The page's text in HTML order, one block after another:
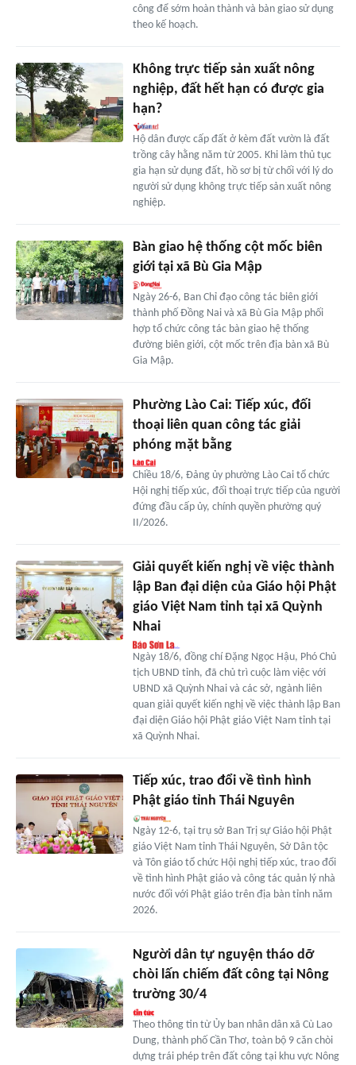
công để sớm hoàn thành và bàn giao sử dụng
theo kế hoạch.
Không trực tiếp sản xuất nông
nghiệp, đất hết hạn có được gia
hạn?
Hộ dân được cấp đất ở kèm đất vườn là đất
trồng cây hằng năm từ 2005. Khi làm thủ tục
gia hạn sử dụng đất, hồ sơ bị từ chối với lý do
người sử dụng không trực tiếp sản xuất nông
nghiệp.
Bàn giao hệ thống cột mốc biên
giới tại xã Bù Gia Mập
Ngày 26-6, Ban Chỉ đạo công tác biên giới
thành phố Đồng Nai và xã Bù Gia Mập phối
hợp tổ chức công tác bàn giao hệ thống
đường biên giới, cột mốc trên địa bàn xã Bù
Gia Mập.
Phường Lào Cai: Tiếp xúc, đối
thoại liên quan công tác giải
phóng mặt bằng
Chiều 18/6, Đảng ủy phường Lào Cai tổ chức
Hội nghị tiếp xúc, đối thoại trực tiếp của người
đứng đầu cấp ủy, chính quyền phường quý
II/2026.
Giải quyết kiến nghị về việc thành
lập Ban đại diện của Giáo hội Phật
giáo Việt Nam tỉnh tại xã Quỳnh
Nhai
Ngày 18/6, đồng chí Đặng Ngọc Hậu, Phó Chủ
tịch UBND tỉnh, đã chủ trì cuộc làm việc với
UBND xã Quỳnh Nhai và các sở, ngành liên
quan giải quyết kiến nghị về việc thành lập Ban
đại diện Giáo hội Phật giáo Việt Nam tỉnh tại
xã Quỳnh Nhai.
Tiếp xúc, trao đổi về tình hình
Phật giáo tỉnh Thái Nguyên
Ngày 12-6, tại trụ sở Ban Trị sự Giáo hội Phật
giáo Việt Nam tỉnh Thái Nguyên, Sở Dân tộc
và Tôn giáo tổ chức Hội nghị tiếp xúc, trao đổi
về tình hình Phật giáo và công tác quản lý nhà
nước đối với Phật giáo trên địa bàn tỉnh năm
2026.
Người dân tự nguyện tháo dỡ
chòi lấn chiếm đất công tại Nông
trường 30/4
Theo thông tin từ Ủy ban nhân dân xã Cù Lao
Dung, thành phố Cần Thơ, toàn bộ 9 căn chòi
dựng trái phép trên đất công tại khu vực Nông